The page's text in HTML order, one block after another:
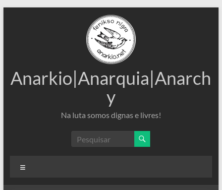
Anarkio|Anarquia|Anarch
y
Na luta somos dignas e livres!